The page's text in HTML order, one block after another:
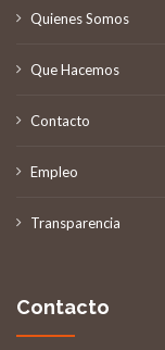
Quienes Somos
Que Hacemos
Contacto
Empleo
Transparencia
Contacto